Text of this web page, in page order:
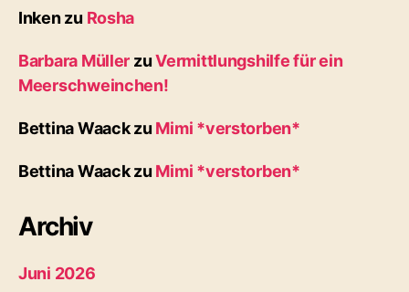
Inkenzu Rosha
Barbara Müller zuVermittlungshilfe für ein
Meerschweinchen!
Bettina Waackzu Mimi *verstorben*
Bettina Waackzu Mimi *verstorben*
Archiv
Juni 2026